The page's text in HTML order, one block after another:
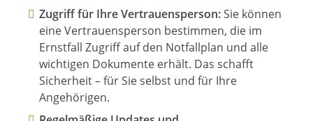
Zugriff für Ihre Vertrauensperson:Sie können
eine Vertrauensperson bestimmen, die im
Ernstfall Zugriff auf den Notfallplan und alle
wichtigen Dokumente erhält. Das schafft
Sicherheit – für Sie selbst und für Ihre
Angehörigen.